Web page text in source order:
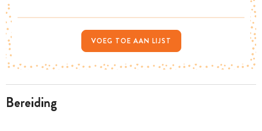
bereiding
VOEG TOE AAN LIJST